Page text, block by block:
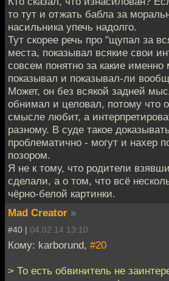
то тут и отжать бабла за
насильника упечь надолго.
Тут скорее речь про "щупал за
места, показывал всякие свои
совсем понятно за какие
показывал и показывал-ли
Может, он без всякой задней
обнимал и целовал, потому что
смысле любит, а
разному. В суде такое
проблематично - могут и нахер
позором.
Я не к тому, что родители
сделали, а о том, что всё
чёрно-белой картинки.
Mad Creator »
#40 | 04.02.14 13:10
Кому: karborund, #20
> То есть обвинитель не